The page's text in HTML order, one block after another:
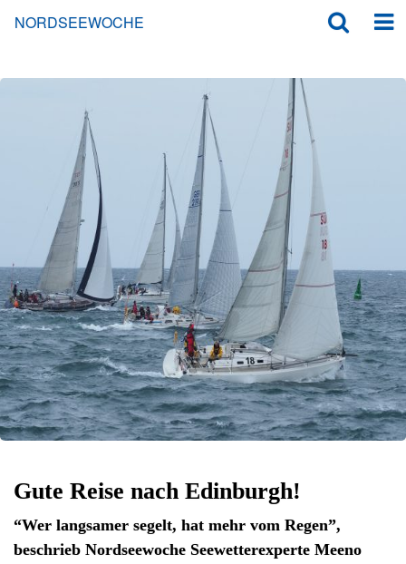
NORDSEEWOCHE
Gute Reise nach Edinburgh!
“Wer langsamer segelt, hat mehr vom Regen”,
beschrieb Nordseewoche Seewetterexperte Meeno